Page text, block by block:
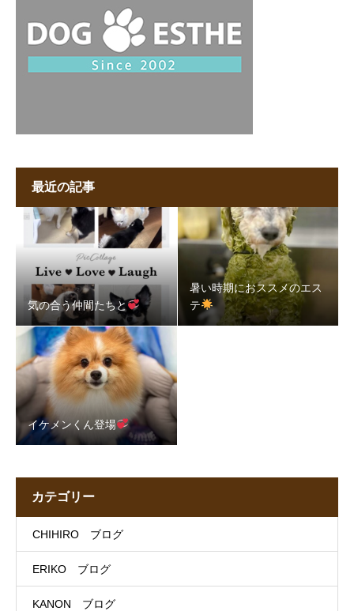
最近の記事
気の合う仲間たちと
暑い時期におススメのエス
テ
イケメンくん登場
カテゴリー
CHIHIRO ブログ
ERIKO ブログ
KANON ブログ